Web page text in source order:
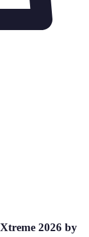
2026 by